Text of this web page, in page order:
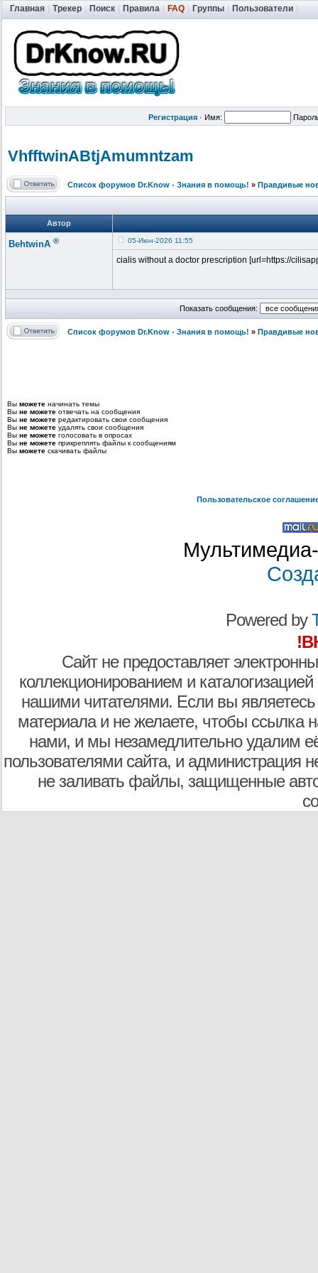
Главная Трекер Поиск Правила FAQ Группы Пользователи
Регистрация · Имя:
VhfftwinABtjAmumntzam
Список форумов Dr.Know - Знания в помощь! » Правдивые
Автор
BehtwinA ® 05-Июн-2026 11:55
cialis without a doctor prescription [url=https://
Показать сообщения:
Список форумов Dr.Know - Знания в помощь! » Правдивые
Вы можете начинать темы
Вы не можете отвечать на сообщения
Вы не можете редактировать свои сообщения
Вы не можете удалять свои сообщения
Вы не можете голосовать в опросах
Вы не можете прикреплять файлы к сообщениям
Вы можете скачивать файлы
Пользовательское
Powered by
Сайт не предоставляет
коллекционированием и
нашими читателями. Если вы являетесь
материала и не желаете, чтобы ссылка
нами, и мы незамедлительно удалим
пользователями сайта, и администрация
не заливать файлы, защищенные